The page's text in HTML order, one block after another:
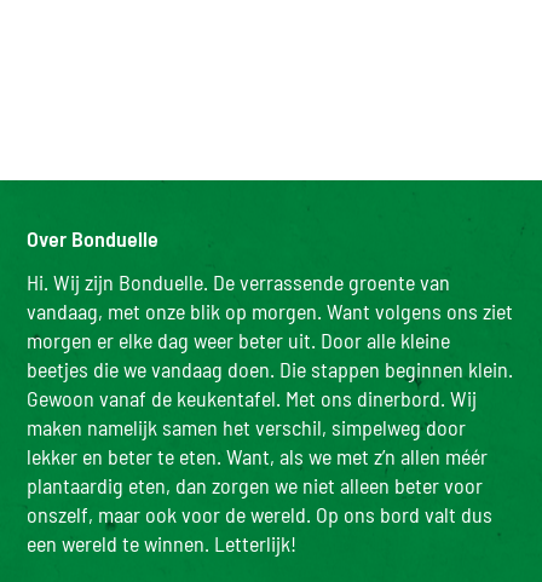
Over Bonduelle
Hi. Wij zijn Bonduelle. De verrassende groente van
vandaag, met onze blik op morgen. Want volgens ons ziet
morgen er elke dag weer beter uit. Door alle kleine
beetjes die we vandaag doen. Die stappen beginnen klein.
Gewoon vanaf de keukentafel. Met ons dinerbord. Wij
maken namelijk samen het verschil, simpelweg door
lekker en beter te eten. Want, als we met z’n allen méér
plantaardig eten, dan zorgen we niet alleen beter voor
onszelf, maar ook voor de wereld. Op ons bord valt dus
een wereld te winnen. Letterlijk!